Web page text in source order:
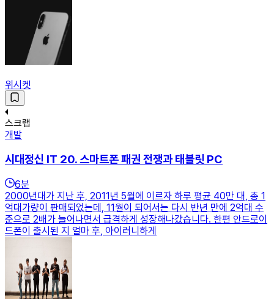
위시켓
스크랩
개발
시대정신 IT 20. 스마트폰 패권 전쟁과 태블릿 PC
6분
2000년대가 지난 후, 2011년 5월에 이르자 하루 평균 40만 대, 총 1
억대가량이 판매되었는데, 11월이 되어서는 다시 반년 만에 2억대 수
준으로 2배가 늘어나면서 급격하게 성장해나갔습니다. 한편 안드로이
드폰이 출시된 지 얼마 후, 아이러니하게